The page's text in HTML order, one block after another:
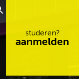
studeren?
aanmelden